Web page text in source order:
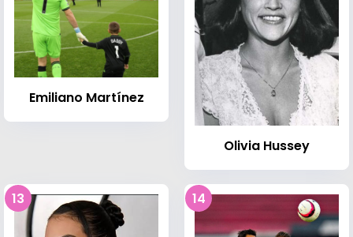
Emiliano Martínez
Olivia Hussey
13 14